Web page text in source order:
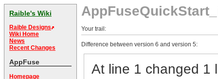
Raible's Wiki
Raible Designs
Wiki Home
News
Recent Changes
AppFuse
Homepage
Your trail:
Difference between version 6 and version 5:
At line 1 changed 1